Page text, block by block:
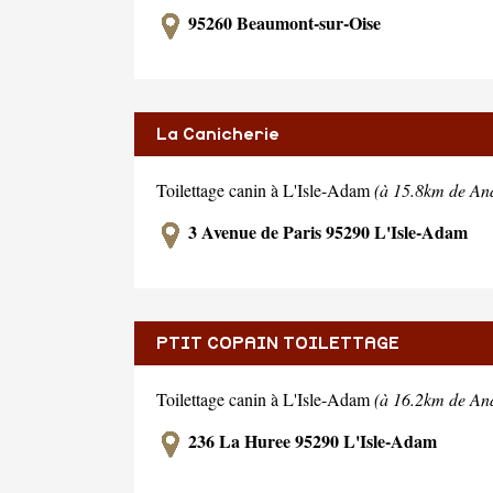
95260 Beaumont-sur-Oise
La Canicherie
Toilettage canin à L'Isle-Adam(à 15.8km de
3 Avenue de Paris 95290 L'Isle-Adam
PTIT COPAIN TOILETTAGE
Toilettage canin à L'Isle-Adam(à 16.2km de
236 La Huree 95290 L'Isle-Adam